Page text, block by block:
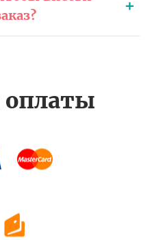
оплаты